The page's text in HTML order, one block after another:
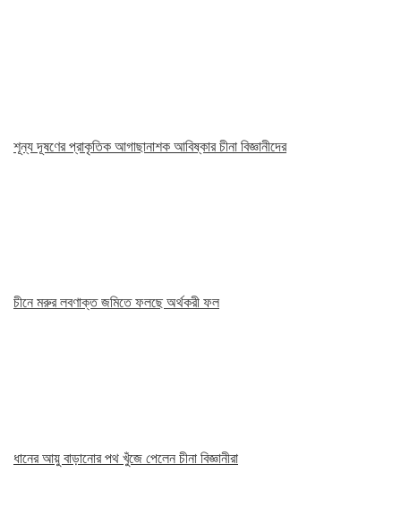
শূন্য দূষণের প্রাকৃতিক আগাছানাশক আবিষ্কার চীনা বিজ্ঞানীদের
চীনে মরুর লবণাক্ত জমিতে ফলছে অর্থকরী ফল
ধানের আয়ু বাড়ানোর পথ খুঁজে পেলেন চীনা বিজ্ঞানীরা